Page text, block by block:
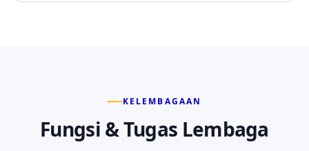
KELEMBAGAAN
Fungsi & Tugas Lembaga